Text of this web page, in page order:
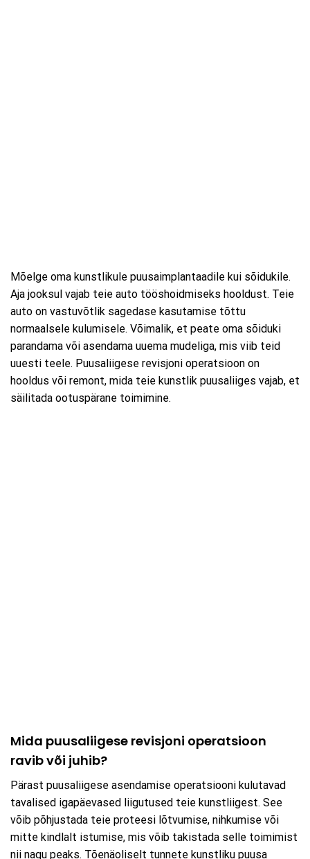
Mõelge oma kunstlikule puusaimplantaadile kui sõidukile.
Aja jooksul vajab teie auto tööshoidmiseks hooldust. Teie
auto on vastuvõtlik sagedase kasutamise tõttu
normaalsele kulumisele. Võimalik, et peate oma sõiduki
parandama või asendama uuema mudeliga, mis viib teid
uuesti teele. Puusaliigese revisjoni operatsioon on
hooldus või remont, mida teie kunstlik puusaliiges vajab, et
säilitada ootuspärane toimimine.
Mida puusaliigese revisjoni operatsioon
ravib või juhib?
Pärast puusaliigese asendamise operatsiooni kulutavad
tavalised igapäevased liigutused teie kunstliigest. See
võib põhjustada teie proteesi lõtvumise, nihkumise või
mitte kindlalt istumise, mis võib takistada selle toimimist
nii nagu peaks. Tõenäoliselt tunnete kunstliku puusa